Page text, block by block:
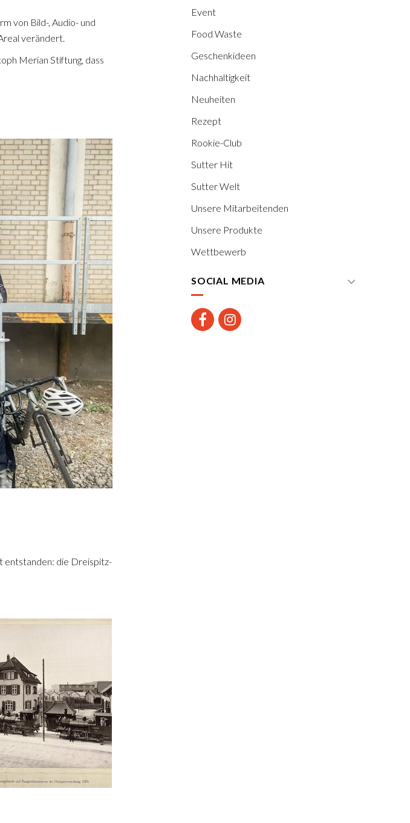
von Bild-, Audio- und
verändert.
Merian Stiftung, dass
entstanden: die Dreispitz-
Event
Food Waste
Geschenkideen
Nachhaltigkeit
Neuheiten
Rezept
Rookie-Club
Sutter Hit
Sutter Welt
Unsere Mitarbeitenden
Unsere Produkte
Wettbewerb
SOCIAL MEDIA